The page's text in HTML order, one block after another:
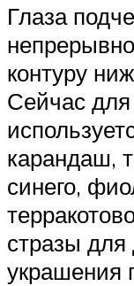
Глаза
контуру
Сейчас для
карандаш,
синего,
стразы для
украшения